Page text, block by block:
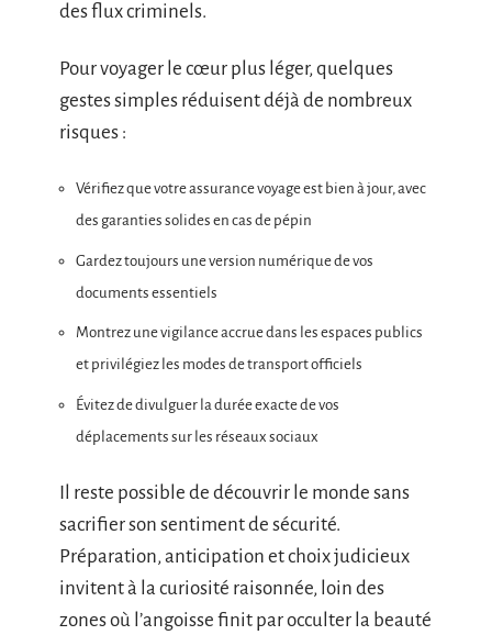
des flux criminels.
Pour voyager le cœur plus léger, quelques
gestes simples réduisent déjà de nombreux
risques :
Vérifiez que votre assurance voyage est bien à jour, avec
des garanties solides en cas de pépin
Gardez toujours une version numérique de vos
documents essentiels
Montrez une vigilance accrue dans les espaces publics
et privilégiez les modes de transport officiels
Évitez de divulguer la durée exacte de vos
déplacements sur les réseaux sociaux
Il reste possible de découvrir le monde sans
sacrifier son sentiment de sécurité.
Préparation, anticipation et choix judicieux
invitent à la curiosité raisonnée, loin des
zones où l’angoisse finit par occulter la beauté